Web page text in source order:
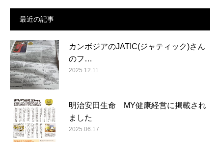
最近の記事
カンボジアのJATIC(ジャティック)さん
のフ…
2025.12.11
明治安田生命 MY健康経営に掲載され
ました
2025.06.17